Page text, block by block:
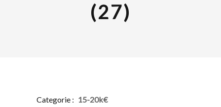
(27)
Categorie : 15-20k€